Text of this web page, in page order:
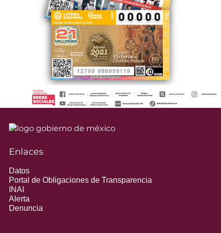
Enlaces
Datos
Portal de Obligaciones de Transparencia
INAI
Alerta
Denuncia